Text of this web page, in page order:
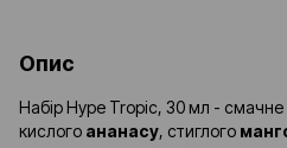
Опис
Набір Hype Tropic, 30 мл - смачне
кислого ананасу, стиглого